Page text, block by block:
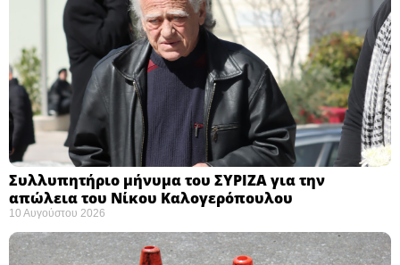
Συλλυπητήριο μήνυμα του ΣΥΡΙΖΑ για την
απώλεια του Νίκου Καλογερόπουλου ​
10 Αυγούστου 2026